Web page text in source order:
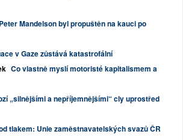
Mandelson byl propuštěn na kauci po
v Gaze zůstává katastrofální
Co vlastně myslí motoristé kapitalismem a
„silnějšími a nepříjemnějšími“ cly uprostřed
tlakem: Unie zaměstnavatelských svazů ČR